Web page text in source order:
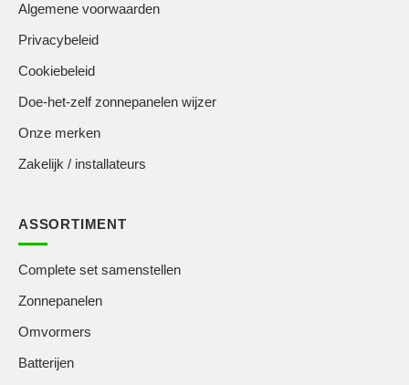
Algemene voorwaarden
Privacybeleid
Cookiebeleid
Doe-het-zelf zonnepanelen wijzer
Onze merken
Zakelijk / installateurs
ASSORTIMENT
Complete set samenstellen
Zonnepanelen
Omvormers
Batterijen